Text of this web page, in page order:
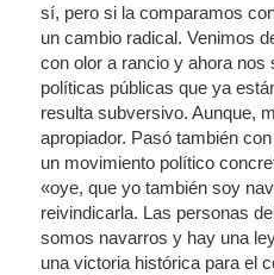
sí, pero si la comparamos
un cambio radical. Venimos
con olor a rancio y ahora nos
políticas públicas que ya
resulta subversivo. Aunque,
apropiador. Pasó también
un movimiento político
«oye, que yo también soy
reivindicarla. Las personas
somos navarros y hay una
una victoria histórica para el